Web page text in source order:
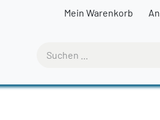
Mein Warenkorb